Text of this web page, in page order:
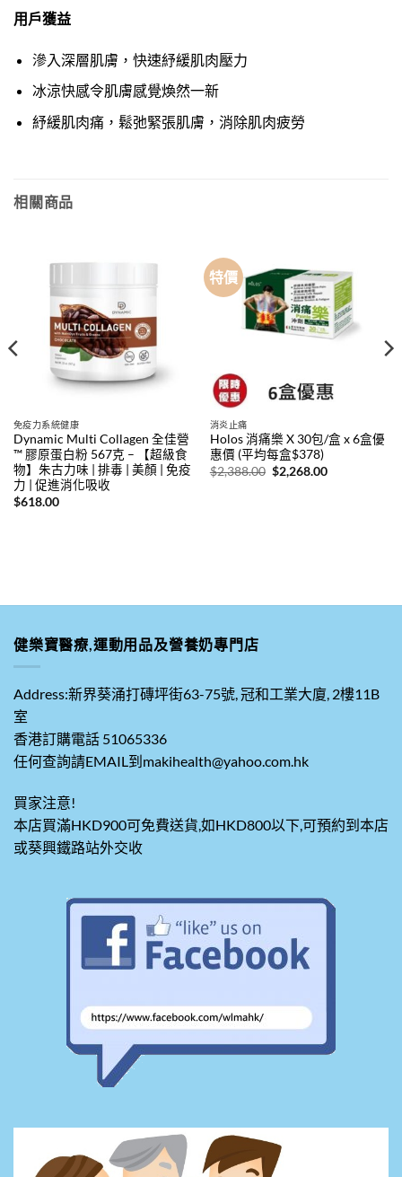
用戶獲益
滲入深層肌膚，快速紓緩肌肉壓力
冰涼快感令肌膚感覺煥然一新
紓緩肌肉痛，鬆弛緊張肌膚，消除肌肉疲勞
相關商品
免疫力系統健康
Dynamic Multi Collagen 全佳營
™ 膠原蛋白粉 567克 – 【超級食
物】朱古力味 | 排毒 | 美顏 | 免疫
力 | 促進消化吸收
$618.00
特價
消炎止痛
Holos 消痛樂 X 30包/盒 x 6盒優
惠價 (平均每盒$378)
$2,388.00 原
$2,268.00目
健樂寶醫療,運動用品及營養奶專門店
Address:新界葵涌打磚坪街63-75號, 冠和工業大廈, 2樓11B
室
香港訂購電話 51065336
任何查詢請EMAIL到makihealth@yahoo.com.hk
買家注意!
本店買滿HKD900可免費送貨,如HKD800以下,可預約到本店
或葵興鐵路站外交收